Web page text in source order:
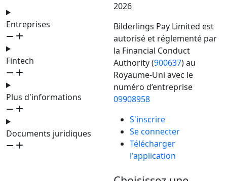
Entreprises
Fintech
Plus d'informations
Documents juridiques
2026
Bilderlings Pay Limited est
autorisé et réglementé par
la Financial Conduct
Authority (900637) au
Royaume-Uni avec le
numéro d’entreprise
09908958
S'inscrire
Se connecter
Télécharger
l'application